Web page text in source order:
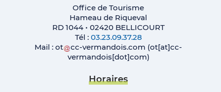
Office de Tourisme
Hameau de Riqueval
RD 1044 • 02420 BELLICOURT
Tél : 03.23.09.37.28
Mail :ot cc-vermandois.com (ot[at]cc-
vermandois[dot]com)
Horaires